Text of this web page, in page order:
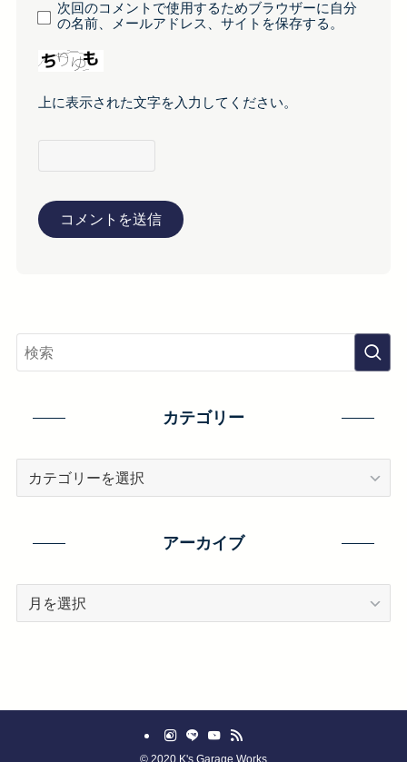
次回のコメントで使用するためブラウザーに自分
の名前、メールアドレス、サイトを保存する。
上に表示された文字を入力してください。
カテゴリー
アーカイブ
© 2020 K's Garage Works